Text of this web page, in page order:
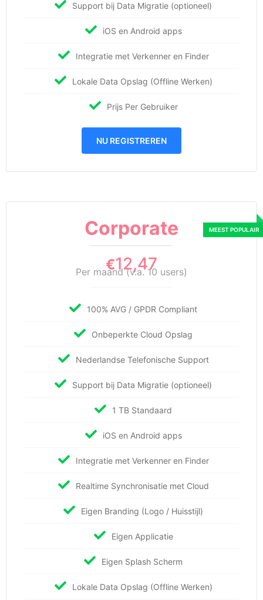
Support bij Data Migratie (optioneel)
iOS en Android apps
Integratie met Verkenner en Finder
Lokale Data Opslag (Offline Werken)
Prijs Per Gebruiker
NU REGISTREREN
Corporate
€12,47
Per maand (v.a. 10 users)
100% AVG / GPDR Compliant
Onbeperkte Cloud Opslag
Nederlandse Telefonische Support
Support bij Data Migratie (optioneel)
1 TB Standaard
iOS en Android apps
Integratie met Verkenner en Finder
Realtime Synchronisatie met Cloud
Eigen Branding (Logo / Huisstijl)
Eigen Applicatie
Eigen Splash Scherm
Lokale Data Opslag (Offline Werken)